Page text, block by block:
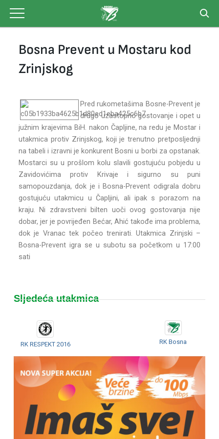
content
Bosna Prevent u Mostaru kod
Zrinjskog
Pred rukometašima Bosne-Prevent je
drugo uzastopno gostovanje i opet u
južnim krajevima BiH. nakon Čapljine, na redu je Mostar i
utakmica protiv Zrinjskog, koji je trenutno pretposljednji
na tabeli i izravni je konkurent Bosni u borbi za opstanak.
Mostarci su u prošlom kolu slavili gostujuću pobjedu u
Zavidovićima protiv Krivaje i sigurno su puni
samopouzdanja, dok je i Bosna-Prevent odigrala dobru
gostujuću utakmicu u Čapljini, ali ipak s porazom na
kraju. Ni zdravstveni bilten uoči ovog gostovanja nije
dobar, jer je povrijeđen Bećar, Ahić takođe ima problema,
dok je Vranac tek počeo trenirati. Utakmica Zrinjski –
Bosna-Prevent igra se u subotu sa početkom u 17:00
sati
Sljedeća utakmica
RK RESPEKT 2016 RK Bosna